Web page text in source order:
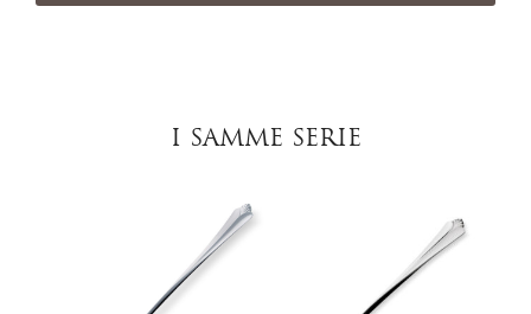
I SAMME SERIE